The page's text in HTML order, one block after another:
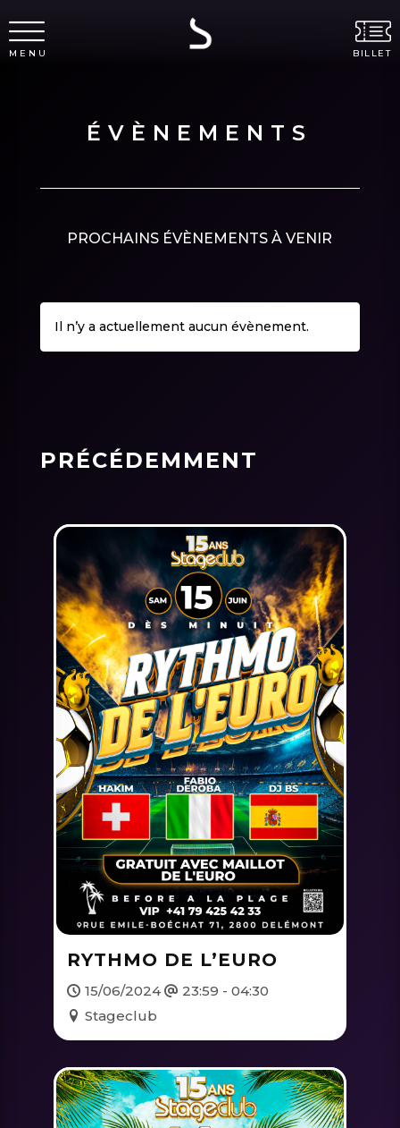
MENU BILLET
ÉVÈNEMENTS
PROCHAINS ÉVÈNEMENTS À VENIR
Il n’y a actuellement aucun évènement.
PRÉCÉDEMMENT
RYTHMO DE L’EURO
15/06/2024
23:59 - 04:30
Stageclub